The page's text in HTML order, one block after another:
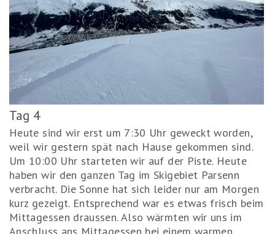
Tag 4
Heute sind wir erst um 7:30 Uhr geweckt worden,
weil wir gestern spät nach Hause gekommen sind.
Um 10:00 Uhr starteten wir auf der Piste. Heute
haben wir den ganzen Tag im Skigebiet Parsenn
verbracht. Die Sonne hat sich leider nur am Morgen
kurz gezeigt. Entsprechend war es etwas frisch beim
Mittagessen draussen. Also wärmten wir uns im
Anschluss ans Mittagessen bei einem warmen